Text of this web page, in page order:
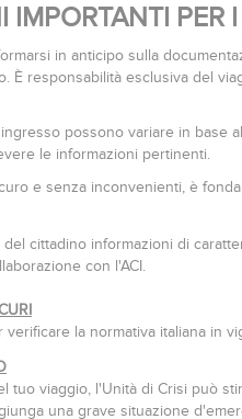
PER
in anticipo sulla
È responsabilità esclusiva del
possono variare in base
le informazioni pertinenti.
e senza inconvenienti, è
cittadino informazioni di
con l'ACI.
la normativa italiana in
tuo viaggio, l'Unità di Crisi può
una grave situazione